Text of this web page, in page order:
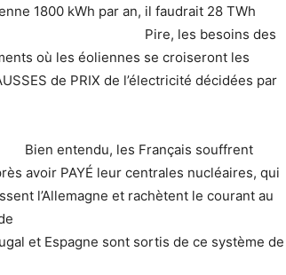
1800 kWh par an, il faudrait 28 TWh
!!. Pire, les besoins des
où les éoliennes se croiseront les
de PRIX de l’électricité décidées par
Bien entendu, les Français souffrent
avoir PAYÉ leur centrales nucléaires, qui
l’Allemagne et rachètent le courant au
de ce système de